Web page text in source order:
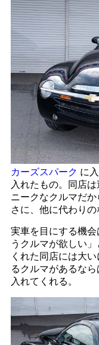
カーズスパーク に
入れたもの。同店
ニークなクルマだ
さに、他に代わりの
実車を目にする機
うクルマが欲しい
くれた同店には大
るクルマがあるな
入れてくれる。